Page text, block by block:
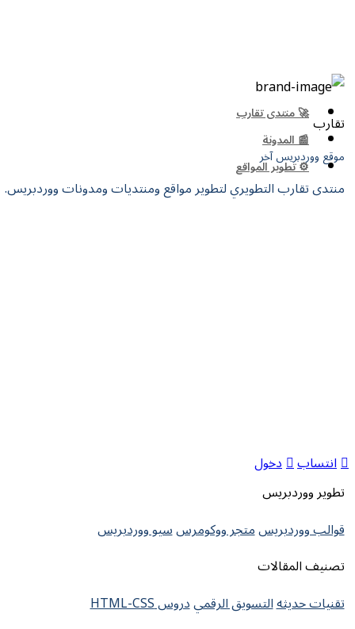
🚀 منتدى تقارب
📰 المدونة
⚙️ تطوير المواقع
انتساب دخول
تقارب
موقع ووردبريس آخر
منتدى تقارب التطويري لتطوير مواقع ومنتديات ومدونات ووردبريس.
تطوير ووردبريس
قوالب ووردبريسمتجر ووكومرسسيو ووردبريس
تصنيف المقالات
تقنيات حديثهالتسويق الرقميدروس HTML-CSS